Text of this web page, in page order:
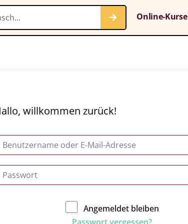
Online-Kurse
willkommen zurück!
Angemeldet bleiben